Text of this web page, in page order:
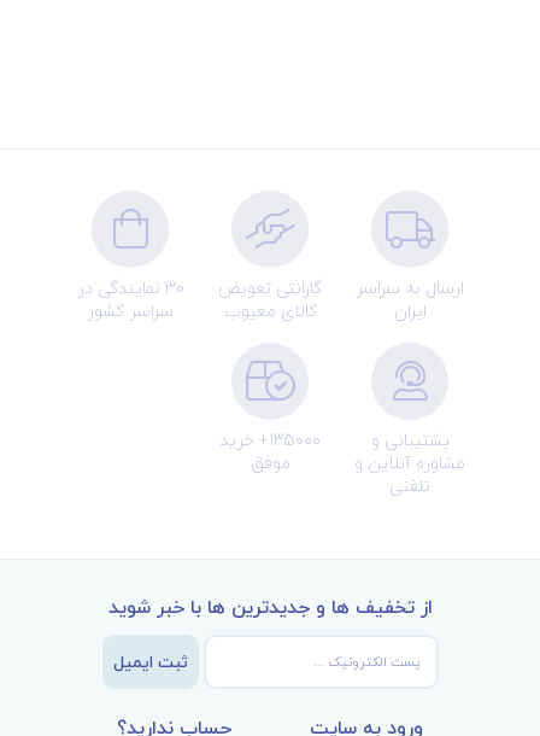
ارسال به سراسر
ایران
گارانتی تعویض
کالای معیوب
30 نمایندگی در
سراسر کشور
پشتیبانی و
مشاوره آنلاین و
تلفنی
135000+ خرید
موفق
از تخفیف ها و جدیدترین ها با خبر شوید
ثبت ایمیل
ورود به سایت حساب ندارید؟